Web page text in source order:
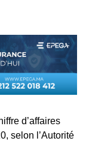
d’affaires
selon l’Autorité